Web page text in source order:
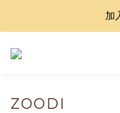
加
加
ZOODI